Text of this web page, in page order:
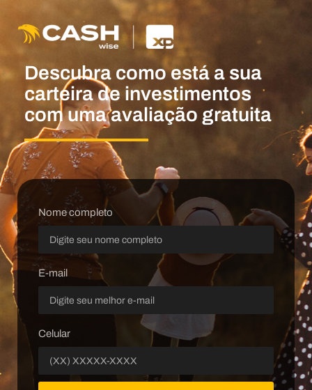
Descubra como está a sua
carteira de investimentos
com uma avaliação gratuita
Nome completo
E-mail
Celular